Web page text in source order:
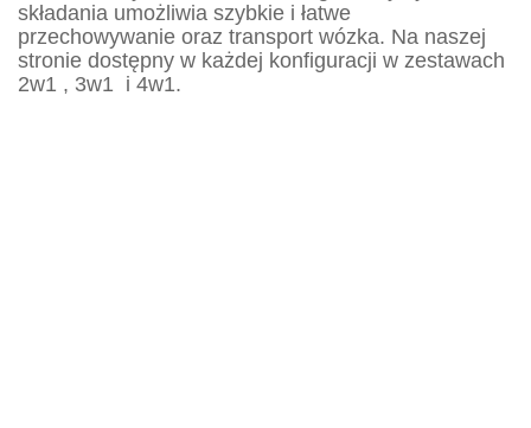
składania umożliwia szybkie i łatwe
przechowywanie oraz transport wózka. Na naszej
stronie dostępny w każdej konfiguracji w zestawach
2w1 , 3w1 i 4w1.